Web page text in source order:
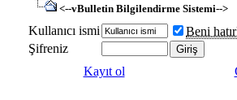
<--vBulletin Bilgilendirme Sistemi-->
Kullanıcı ismi
Beni
Şifreniz
Kayıt ol